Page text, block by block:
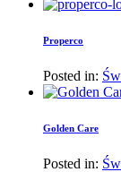
Properco
Posted in:
Golden Care
Posted in: